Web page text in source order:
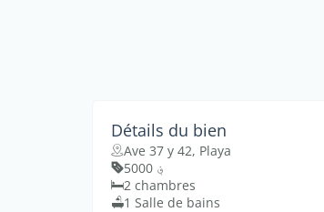
Détails du bien
Ave 37 y 42, Playa
؋ 5000
2 chambres
1 Salle de bains